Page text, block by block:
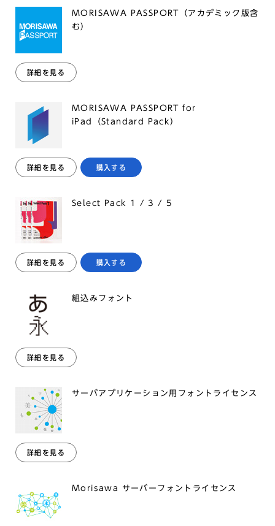
MORISAWA PASSPORT（アカデミック版含
む）
詳細を見る
MORISAWA PASSPORT for
iPad（Standard Pack）
詳細を見る 購入する
Select Pack 1 / 3 / 5
詳細を見る 購入する
組込みフォント
詳細を見る
サーバアプリケーション用フォントライセンス
詳細を見る
Morisawa サーバーフォントライセンス